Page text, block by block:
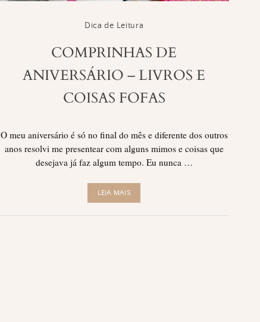
Dica de Leitura
COMPRINHAS DE
ANIVERSÁRIO – LIVROS E
COISAS FOFAS
O meu aniversário é só no final do mês e diferente dos outros
anos resolvi me presentear com alguns mimos e coisas que
desejava já faz algum tempo. Eu nunca …
LEIA MAIS